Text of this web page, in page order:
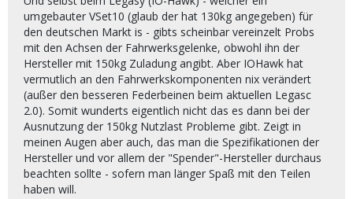
umgebauter VSet10 (glaub der hat 130kg angegeben) für
den deutschen Markt is - gibts scheinbar vereinzelt Probs
mit den Achsen der Fahrwerksgelenke, obwohl ihn der
Hersteller mit 150kg Zuladung angibt. Aber IOHawk hat
vermutlich an den Fahrwerkskomponenten nix verändert
(außer den besseren Federbeinen beim aktuellen Legasc
2.0). Somit wunderts eigentlich nicht das es dann bei der
Ausnutzung der 150kg Nutzlast Probleme gibt. Zeigt in
meinen Augen aber auch, das man die Spezifikationen der
Hersteller und vor allem der "Spender"-Hersteller durchaus
beachten sollte - sofern man länger Spaß mit den Teilen
haben will.